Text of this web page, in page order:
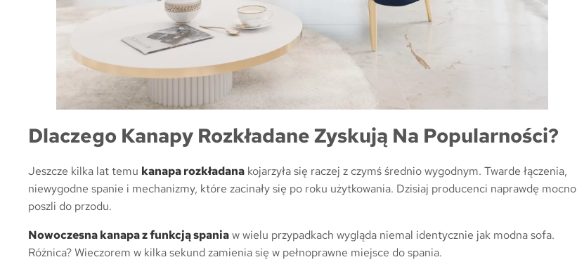
Dlaczego Kanapy Rozkładane Zyskują Na Popularności?
Jeszcze kilka lat temu kanapa rozkładana kojarzyła się raczej z czymś średnio wygodnym. Twarde łączenia,
niewygodne spanie i mechanizmy, które zacinały się po roku użytkowania. Dzisiaj producenci naprawdę mocno
poszli do przodu.
Nowoczesna kanapa z funkcją spaniaw wielu przypadkach wygląda niemal identycznie jak modna sofa.
Różnica? Wieczorem w kilka sekund zamienia się w pełnoprawne miejsce do spania.